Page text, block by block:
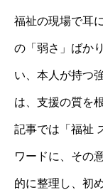
福祉の現場で耳
の「弱さ」ばか
い、本人が持つ
は、支援の質を
記事では「福祉
ワードに、その
的に整理し、初